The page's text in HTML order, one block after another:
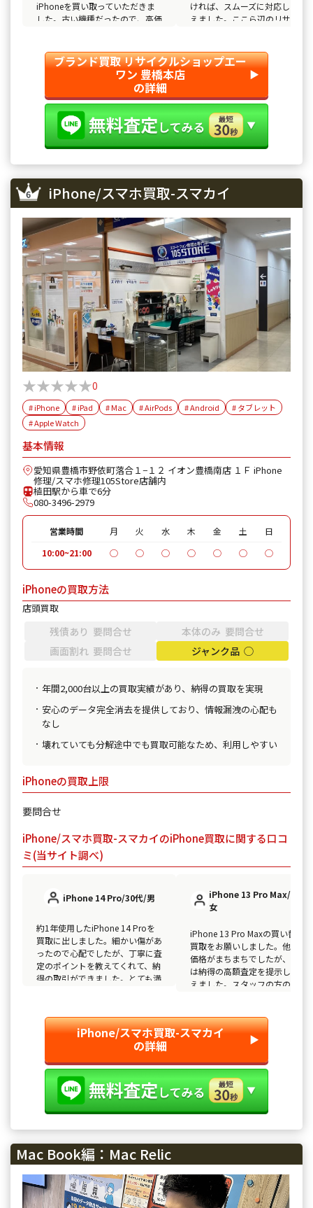
iPhoneを買い取っていただきま
した。古い機種だったので、高価
で良かったです。
ければ、スムーズに対応しても
えました。ここら辺のリサイク
す。
ブランド買取 リサイクルショップエー
ワン 豊橋本店
の詳細
▶︎
iPhone/スマホ買取-スマカイ
★★★★★
★★★★★0
# iPhone # iPad # Mac # AirPods # Android
# タブレット
# Apple Watch
基本情報
愛知県豊橋市野依町落合１−１２ イオン豊橋南店 １Ｆ iPhone
修理/スマホ修理105Store店舗内
植田駅から車で6分
080-3496-2979
営業時間 月 火 水 木 金 土
日
10:00~21:00
◯ ◯ ◯ ◯ ◯ ◯ ◯
iPhoneの買取方法
店頭買取
残債あり 要問合せ
本体のみ 要問合せ
画面割れ 要問合せ
ジャンク品 ◯
年間2,000台以上の買取実績があり、納得の買取を実現
安心のデータ完全消去を提供しており、情報漏洩の心配も
なし
壊れていても分解途中でも買取可能なため、利用しやすい
iPhoneの買取上限
要問合せ
iPhone/スマホ買取-スマカイのiPhone買取に関する口コ
ミ(当サイト調べ)
iPhone 14 Pro/30代/男
約1年使用したiPhone 14 Proを
買取に出しました。細かい傷があ
ったので心配でしたが、丁寧に査
定のポイントを教えてくれて、納
得の取引ができました。とても満
iPhone 13 Pro Max/20代/
女
iPhone 13 Pro Maxの買い替えで
買取をお願いしました。他店で
価格がまちまちでしたが、ここ
は納得の高額査定を提示しても
えました。スタッフの方の対応
iPhone/スマホ買取-スマカイ
の詳細 ▶︎
Mac Book編：Mac Relic